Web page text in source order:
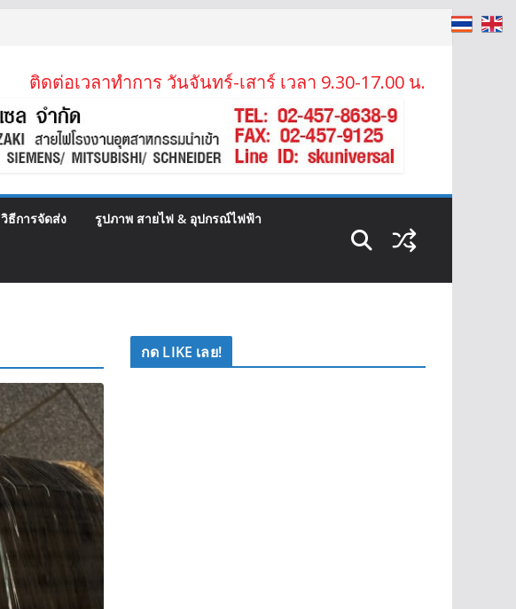
ติดต่อเวลาทำการ วันจันทร์-เสาร์ เวลา 9.30-17.00 น.
วิธีการจัดส่ง รูปภาพ สายไฟ & อุปกรณ์ไฟฟ้า
กด LIKE เลย!